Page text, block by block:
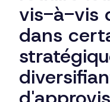
vis-à-vis
dans